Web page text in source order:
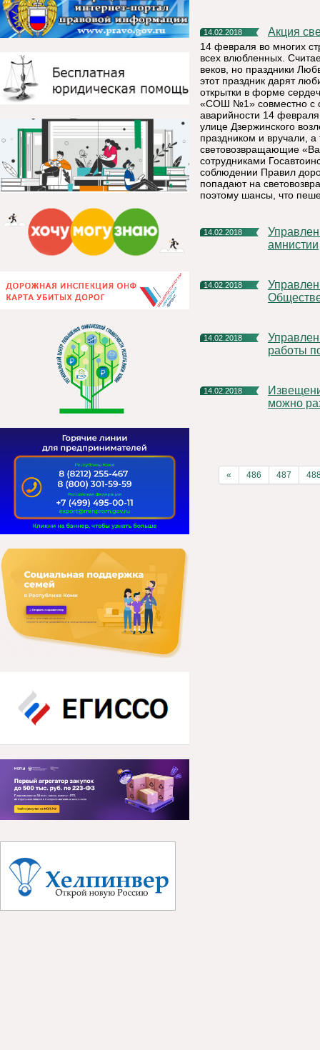
14.02.2018 Акция
14 февраля во многих
всех влюбленных.
веков, но праздники
этот праздник дарят
открытки в форме
«СОШ №1» совместно с
аварийности 14
улице Дзержинского
праздником и вручали,
световозвращающие
сотрудниками
соблюдении Правил
попадают на
поэтому шансы, что
14.02.2018
Управление Росреестра по Республике Коми: о лесной
амнистии
14.02.2018
Управление Росреестра по Республике Коми: итоги работы
14.02.2018
Управление Росреестра по Республике Коми: о состоянии
работы
14.02.2018
Извещение о продаже своей доли в праве собственности
можно
« 486 487